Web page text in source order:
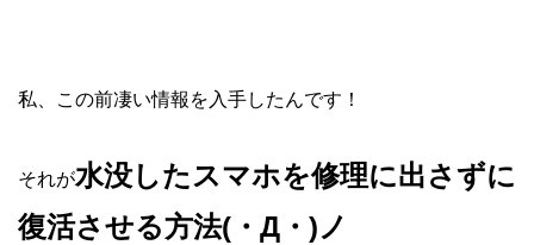
私、この前凄い情報を入手したんです！
それが水没したスマホを修理に出さずに
復活させる方法(・Д・)ノ